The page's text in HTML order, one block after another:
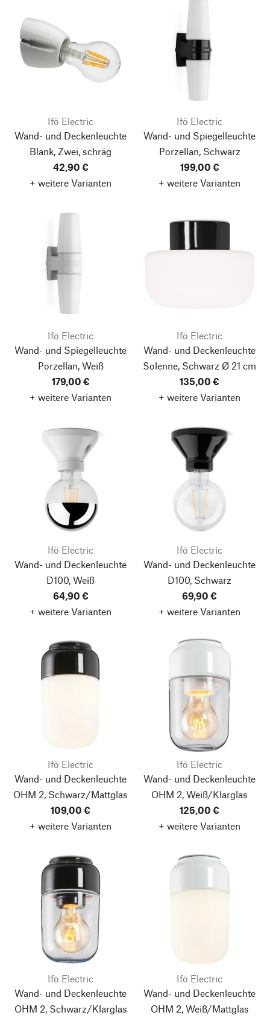
Ifö Electric
Wand- und Deckenleuchte
Blank, Zwei, schräg
42,90 €
+ weitere Varianten
Ifö Electric
Wand- und Spiegelleuchte
Porzellan, Schwarz
199,00 €
+ weitere Varianten
Ifö Electric
Wand- und Spiegelleuchte
Porzellan, Weiß
179,00 €
+ weitere Varianten
Ifö Electric
Wand- und Deckenleuchte
Solenne, Schwarz Ø 21 cm
135,00 €
+ weitere Varianten
Ifö Electric
Wand- und Deckenleuchte
D100, Weiß
64,90 €
+ weitere Varianten
Ifö Electric
Wand- und Deckenleuchte
D100, Schwarz
69,90 €
+ weitere Varianten
Ifö Electric
Wand- und Deckenleuchte
OHM 2, Schwarz/Mattglas
109,00 €
+ weitere Varianten
Ifö Electric
Wand- und Deckenleuchte
OHM 2, Weiß/Klarglas
125,00 €
+ weitere Varianten
Ifö Electric
Wand- und Deckenleuchte
OHM 2, Schwarz/Klarglas
Ifö Electric
Wand- und Deckenleuchte
OHM 2, Weiß/Mattglas